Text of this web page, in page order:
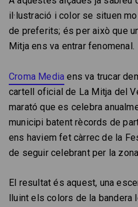
il·lustració i color se situen
de preferits; és per això que
Mitja ens va entrar fenomenal.
Croma Media ens va trucar
cartell oficial de La Mitja del
marató que es celebra
municipi batent rècords de
ens haviem fet càrrec de la
de seguir celebrant per la
El resultat és aquest, una
lluint els colors de la bandera